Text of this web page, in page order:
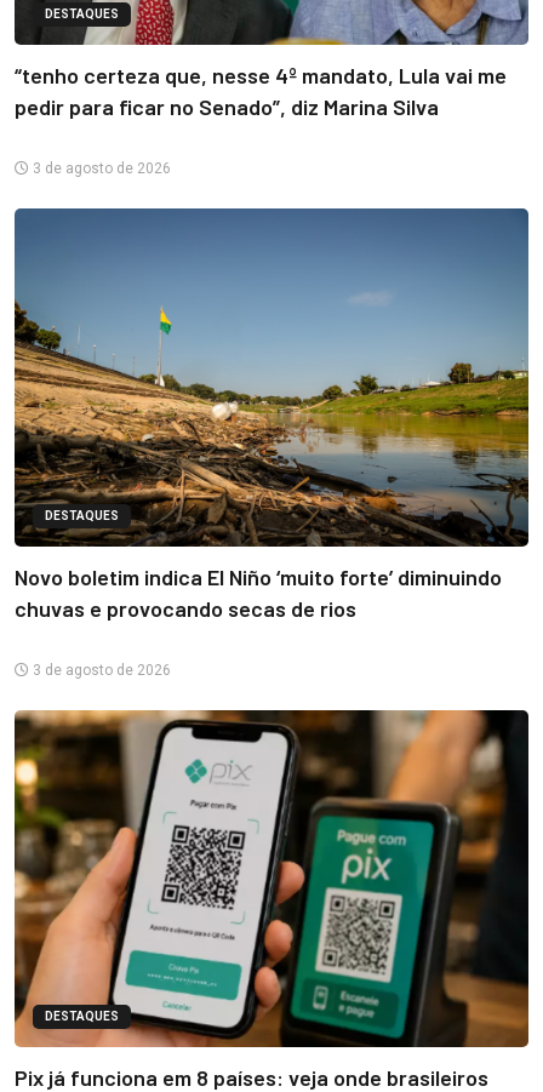
DESTAQUES
“tenho certeza que, nesse 4º mandato, Lula vai me
pedir para ficar no Senado”, diz Marina Silva
3 de agosto de 2026
DESTAQUES
Novo boletim indica El Niño ‘muito forte’ diminuindo
chuvas e provocando secas de rios
3 de agosto de 2026
DESTAQUES
Pix já funciona em 8 países: veja onde brasileiros